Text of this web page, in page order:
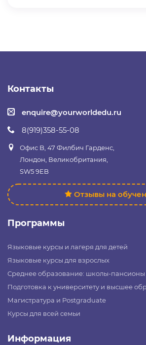
Контакты
enquire@yourworldedu.ru
8(919)358-55-08
Офис B, 47 Филбич Гарденс,
Лондон, Великобритания,
SW5 9EB
Отзывы на
Программы
Языковые курсы и лагеря для детей
Языковые курсы для взрослых
Среднее образование: школы-
Подготовка к университету и высшее
Магистратура и Postgraduate
Курсы для всей семьи
Информация